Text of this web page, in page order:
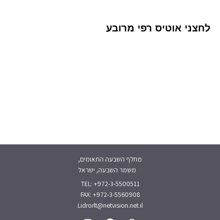
לחצני אוטיס רפי מרובע
מחלף השבעה התאומים,
משמר השבעה, ישראל
TEL: +972-3-5500511
FAX: +972-3-5560908
Lidrorlt@netvision.net.il
W
F
I